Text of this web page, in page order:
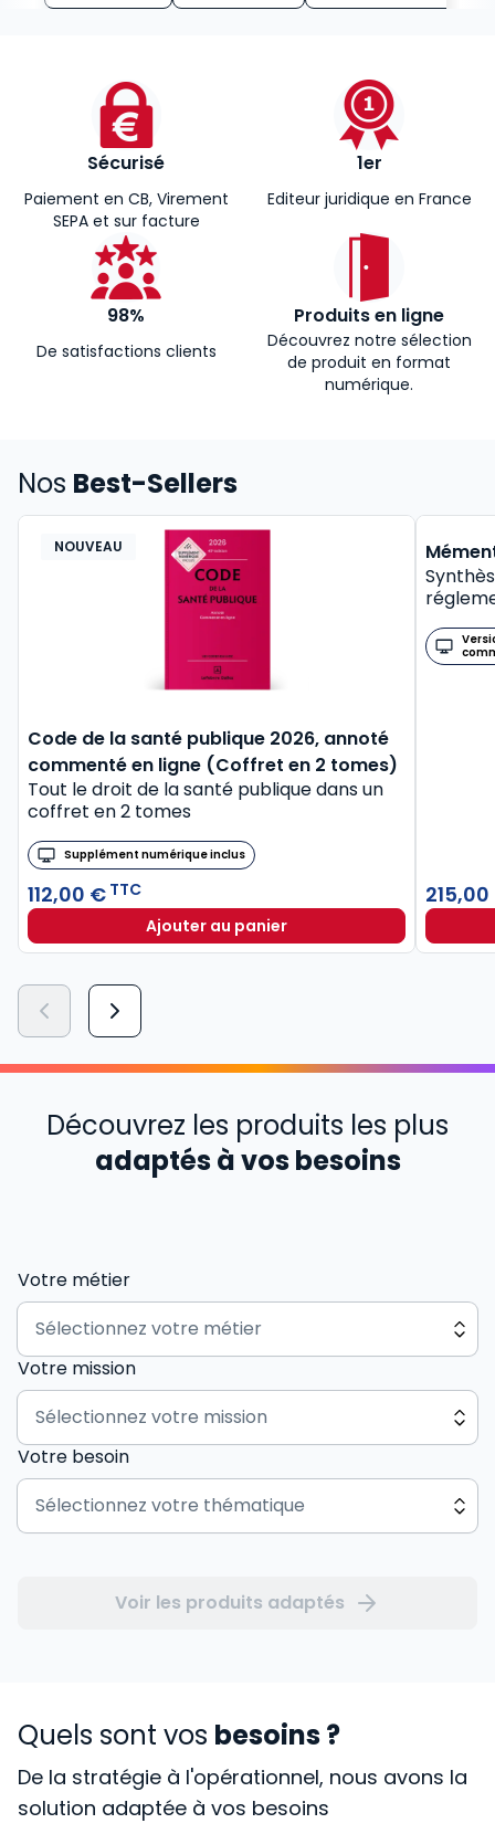
Sécurisé
Paiement en CB, Virement
SEPA et sur facture
1er
Editeur juridique en France
98%
De satisfactions clients
Produits en ligne
Découvrez notre sélection
de produit en format
numérique.
Nos Best-Sellers
NOUVEAU
Code de la santé publique 2026, annoté
commenté en ligne (Coffret en 2 tomes)
Tout le droit de la santé publique dans un
coffret en 2 tomes
Supplément numérique inclus
112,00 € TTC
Ajouter au panier
BEST-
Découvrez les produits les plus
adaptés à vos besoins
Votre métier
Votre mission
Votre besoin
Voir les produits adaptés
Quels sont vos besoins ?
De la stratégie à l'opérationnel, nous avons la
solution adaptée à vos besoins